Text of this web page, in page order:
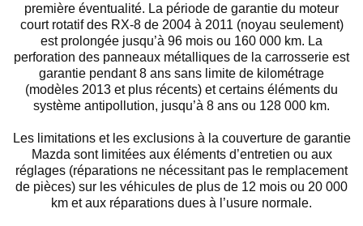
première éventualité. La période de garantie du moteur
court rotatif des RX-8 de 2004 à 2011 (noyau seulement)
est prolongée jusqu’à 96 mois ou 160 000 km. La
perforation des panneaux métalliques de la carrosserie est
garantie pendant 8 ans sans limite de kilométrage
(modèles 2013 et plus récents) et certains éléments du
système antipollution, jusqu’à 8 ans ou 128 000 km.
Les limitations et les exclusions à la couverture de garantie
Mazda sont limitées aux éléments d’entretien ou aux
réglages (réparations ne nécessitant pas le remplacement
de pièces) sur les véhicules de plus de 12 mois ou 20 000
km et aux réparations dues à l’usure normale.